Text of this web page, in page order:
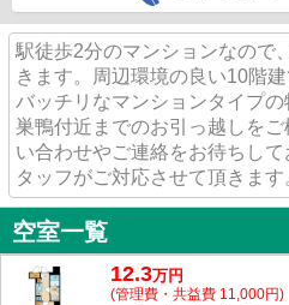
駅徒歩2分のマンションなので
きます。周辺環境の良い10階
バッチリなマンションタイプ
巣鴨付近までのお引っ越しを
い合わせやご連絡をお待ちし
タッフがご対応させて頂きます
空室一覧
12.3万円
(管理費・共益費 11,000円)